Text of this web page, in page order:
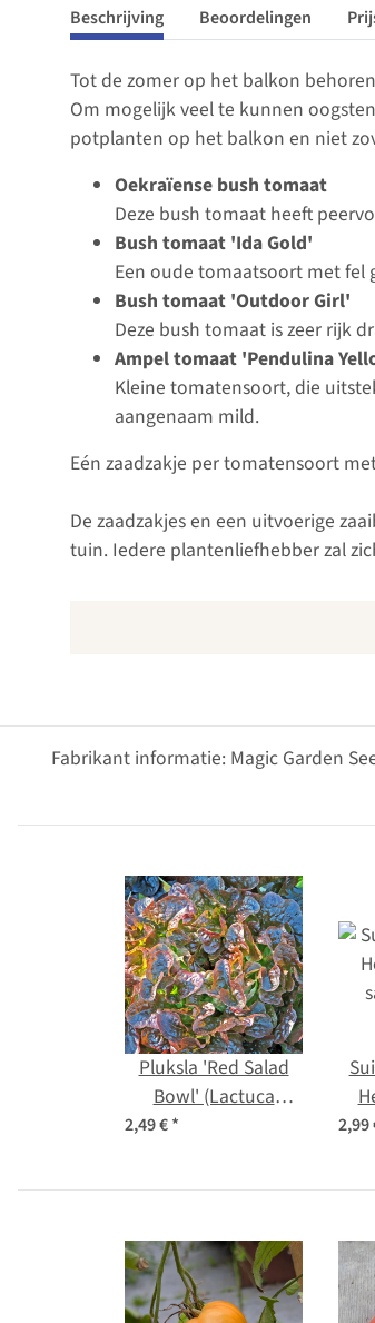
Beschrijving Beoordelingen
Tot de zomer op het balkon
Om mogelijk veel te kunnen
potplanten op het balkon en niet
Oekraïense bush tomaat
Deze bush tomaat heeft
Bush tomaat 'Ida Gold'
Een oude tomaatsoort met fel
Bush tomaat 'Outdoor Girl'
Deze bush tomaat is zeer rijk
Ampel tomaat 'Pendulina
Kleine tomatensoort, die
aangenaam mild.
Eén zaadzakje per tomatensoort
De zaadzakjes en een uitvoerige
tuin. Iedere plantenliefhebber zal
Fabrikant informatie: Magic Garden
Pluksla 'Red Salad
Bowl' (Lactuca
sativa) zaden
2,49 €* 2,99